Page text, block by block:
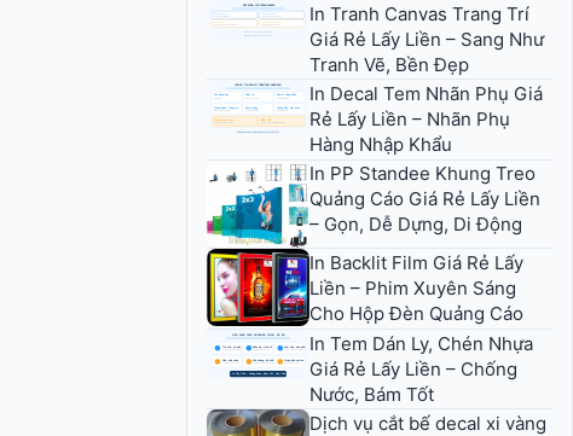
In Tranh Canvas Trang Trí
Giá Rẻ Lấy Liền – Sang Như
Tranh Vẽ, Bền Đẹp
In Decal Tem Nhãn Phụ Giá
Rẻ Lấy Liền – Nhãn Phụ
Hàng Nhập Khẩu
In PP Standee Khung Treo
Quảng Cáo Giá Rẻ Lấy Liền
– Gọn, Dễ Dựng, Di Động
In Backlit Film Giá Rẻ Lấy
Liền – Phim Xuyên Sáng
Cho Hộp Đèn Quảng Cáo
In Tem Dán Ly, Chén Nhựa
Giá Rẻ Lấy Liền – Chống
Nước, Bám Tốt
Dịch vụ cắt bế decal xi vàng